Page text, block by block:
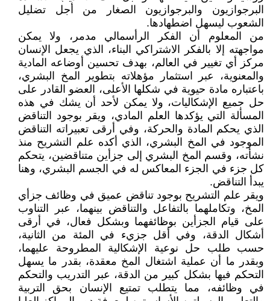
البرجوازيون والبرجوازيون الصغار من أجل تضليل
الشعوب ليسهل اضطهادها.
من المعلوم أن الفكر الرأسمالي مدمر، ولا يمكن
مواجهته إلا بالفكر الاشتراكي البناء، الذي يجعل الإنسان
مركز أي تغيير في العالم، بهدف تحسين أوضاعه المادية
والمعنوية، عبر استثمار مؤهلاته بتطوير المخ البشري،
باعتباره مادة حيوية في شكلها الأعلى، العضو القادر على
حل جميع الإشكاليات، ولا يمكن لأحد أن يشك في هذه
المسألة التي يؤكدها العلم المادي، ويقر بوجود التناقض
الذي يحكم المادة والحركة، وفي أرقى تعبيراته التناقض
الموجود في المخ البشري، الذي أكده علم التشريح منذ
نشأته، وقسم المخ البشري إلى جزأين متناقضين، يتحكم
كل جزء في الجزء المعاكس له في الجسم البشري، وهنا
يبدأ التناقض.
ويقر علم التشريح بوجود تناقض عميق في وظائف جزأي
المخ، وتكاملهما بالتفاعل والتناقض بينهما، عبر التناوب
على قيام الجزأين بوظائفهما وبشكل فعال، في أرقى
أشكال الدقة، وفي أقل جزيء في المئة من الثانية،
حسب طلب حل نوعية الإشكالية المطروحة عليهما،
وبقدر ما أن عملية اشتغال المخ معقدة، بقدر ما يسهل
التحكم فيها بشكل كبير من الدقة، عبر التدريب والتحكم
في وظائفه، مما يتطلب تمتيع الإنسان بحق التربية